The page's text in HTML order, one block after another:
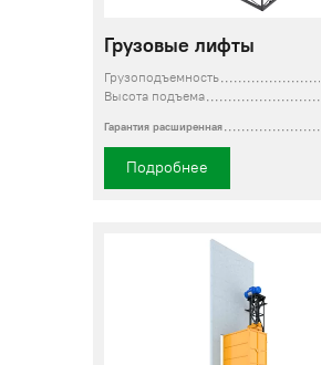
Грузовые лифты
Грузоподъемность
Высота подъема
Гарантия расширенная
Подробнее